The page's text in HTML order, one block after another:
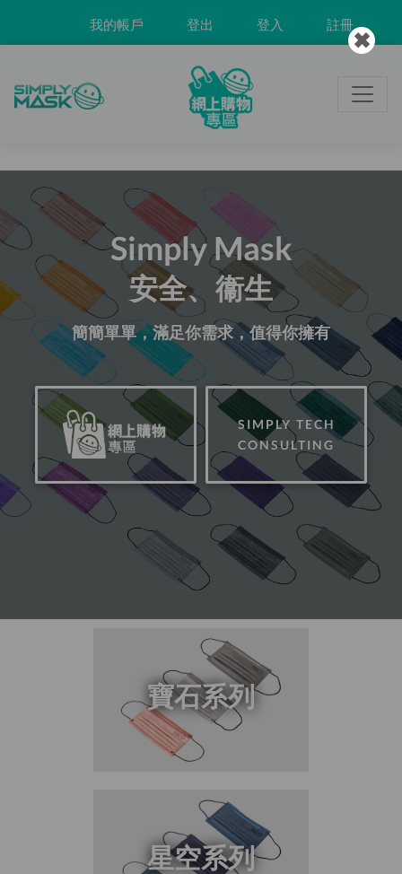
✖
我的帳戶 登出 登入 註冊
Simply Mask
安全、衞生
簡簡單單，滿足你需求，值得你擁有
SIMPLY TECH
CONSULTING
寶石系列
星空系列